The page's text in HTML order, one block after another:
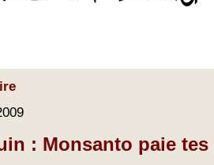
: Monsanto paie